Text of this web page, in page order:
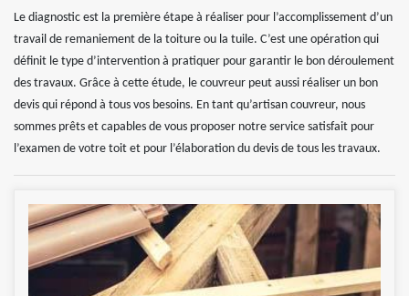
Le diagnostic est la première étape à réaliser pour l’accomplissement d’un
travail de remaniement de la toiture ou la tuile. C’est une opération qui
définit le type d’intervention à pratiquer pour garantir le bon déroulement
des travaux. Grâce à cette étude, le couvreur peut aussi réaliser un bon
devis qui répond à tous vos besoins. En tant qu’artisan couvreur, nous
sommes prêts et capables de vous proposer notre service satisfait pour
l’examen de votre toit et pour l’élaboration du devis de tous les travaux.